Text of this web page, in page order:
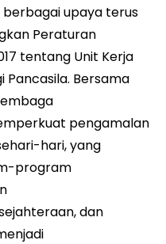
berbagai upaya terus
Peraturan
tentang Unit Kerja
Pancasila. Bersama
pengamalan
hari, yang
program
dan